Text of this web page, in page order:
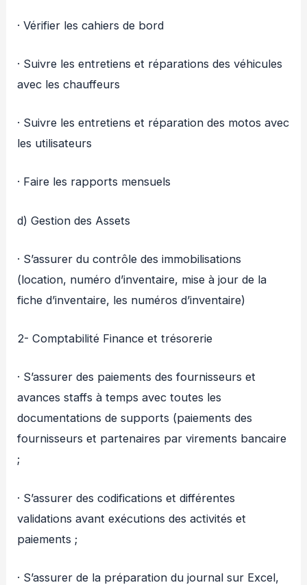
· Vérifier les cahiers de bord
· Suivre les entretiens et réparations des véhicules
avec les chauffeurs
· Suivre les entretiens et réparation des motos avec
les utilisateurs
· Faire les rapports mensuels
d) Gestion des Assets
· S’assurer du contrôle des immobilisations
(location, numéro d’inventaire, mise à jour de la
fiche d’inventaire, les numéros d’inventaire)
2- Comptabilité Finance et trésorerie
· S’assurer des paiements des fournisseurs et
avances staffs à temps avec toutes les
documentations de supports (paiements des
fournisseurs et partenaires par virements bancaire
;
· S’assurer des codifications et différentes
validations avant exécutions des activités et
paiements ;
· S’assurer de la préparation du journal sur Excel,